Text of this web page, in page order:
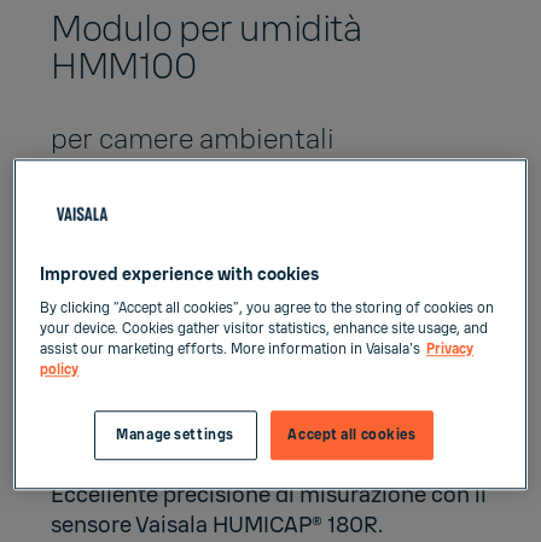
Modulo per umidità
HMM100
per camere ambientali
Vaisala
ambientali. Il modulo fornisce un singolo
canale di uscita analogica per umidità
relativa (UR) o punto di rugiada (Td).
Praticamente esente da manutenzione,
HMM100 è un modulo open frame per
l'integrazione in camere ambientali.
Eccellente precisione di misurazione con il
sensore Vaisala HUMICAP® 180R.
Improved experience with cookies
By clicking “Accept all cookies”, you agree to the storing of cookies on
your device. Cookies gather visitor statistics, enhance site usage, and
assist our marketing efforts. More information in Vaisala's Privacy
policy
Accept all cookies
Manage settings